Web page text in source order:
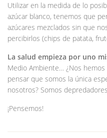
Utilizar en la medida de lo
azúcar blanco, tenemos que
azúcares mezclados sin que
percibirlos (chips de patata,
La salud empieza por uno
Medio Ambiente… ¿Nos hemos
pensar que somos la única
nosotros? Somos
¡Pensemos!